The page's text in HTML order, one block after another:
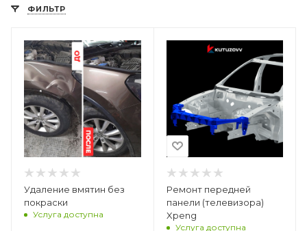
ФИЛЬТР
Удаление вмятин без
покраски
Услуга доступна
Ремонт передней
панели (телевизора)
Xpeng
Услуга доступна